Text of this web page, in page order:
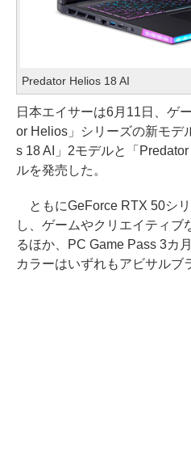
Predator Helios 18 AI
日本エイサーは6月11日、ゲ
or Helios」シリーズの新モデ
s 18 AI」2モデルと「
ルを発売した。
ともにGeForce RTX 50シ
し、ゲームやクリエイティブ
るほか、PC Game Pass 3カ
カラーはいずれもアビサルブ